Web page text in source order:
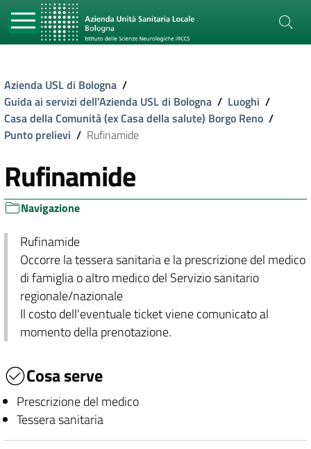
Azienda USL di Bologna /
Guida ai servizi dell'Azienda USL di Bologna / Luoghi /
Casa della Comunità (ex Casa della salute) Borgo Reno /
Punto prelievi / Rufinamide
Rufinamide
Navigazione
Rufinamide
Occorre la tessera sanitaria e la prescrizione del medico
di famiglia o altro medico del Servizio sanitario
regionale/nazionale
Il costo dell'eventuale ticket viene comunicato al
momento della prenotazione.
Cosa serve
Prescrizione del medico
Tessera sanitaria